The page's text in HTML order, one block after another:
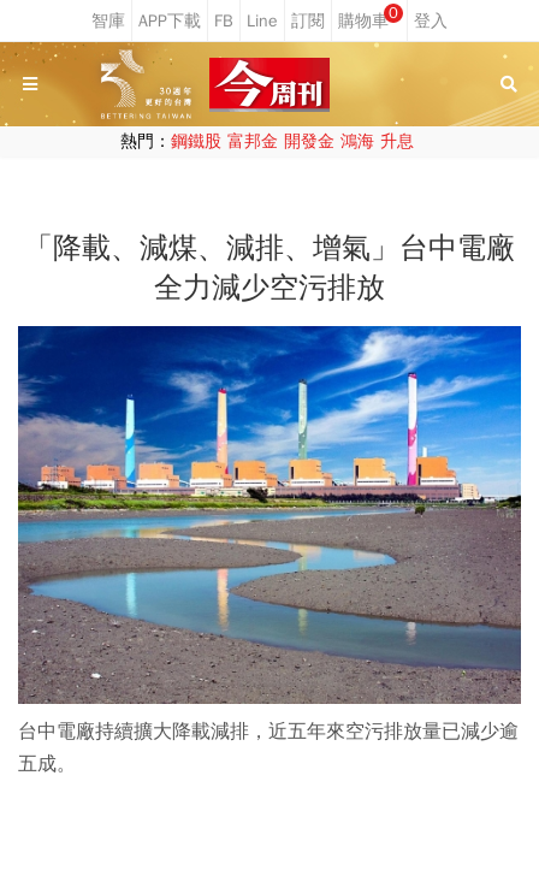
0
熱門： 鋼鐵股 富邦金 開發金 鴻海 升息
「降載、減煤、減排、增氣」台中電廠
全力減少空污排放
台中電廠持續擴大降載減排，近五年來空污排放量已減少逾
五成。